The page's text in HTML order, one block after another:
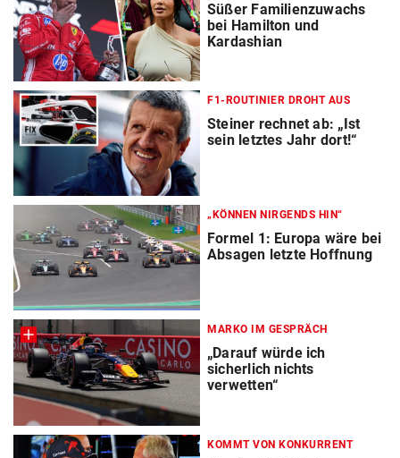
Süßer Familienzuwachs
bei Hamilton und
Kardashian
F1-ROUTINIER DROHT AUS
Steiner rechnet ab: „Ist
sein letztes Jahr dort!“
„KÖNNEN NIRGENDS HIN“
Formel 1: Europa wäre bei
Absagen letzte Hoffnung
MARKO IM GESPRÄCH
„Darauf würde ich
sicherlich nichts
verwetten“
KOMMT VON KONKURRENT